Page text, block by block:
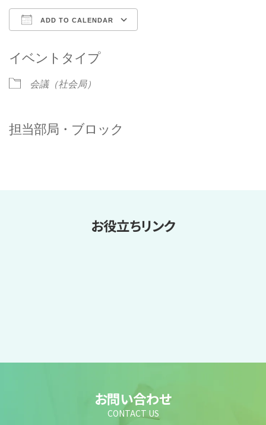
ADD TO CALENDAR
イベントタイプ
会議（社会局）
担当部局・ブロック
お役立ちリンク
お問い合わせ
CONTACT US